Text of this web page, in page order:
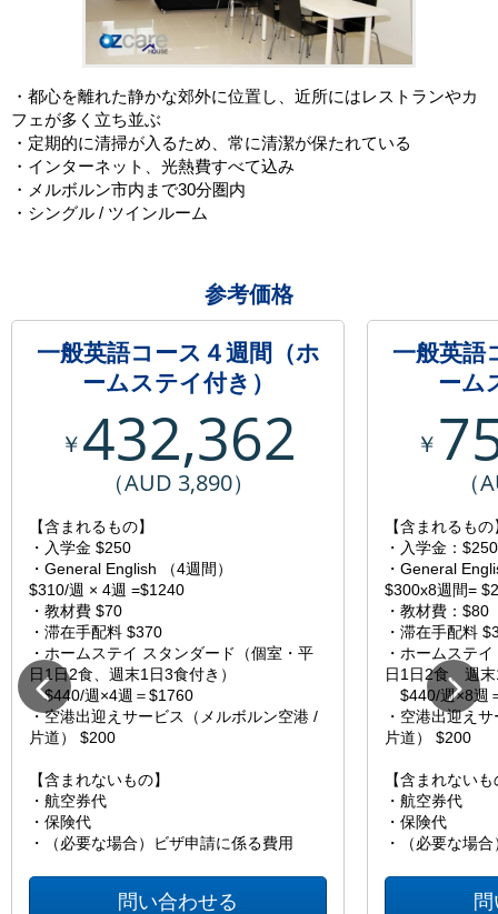
・都心を離れた静かな郊外に位置し、近所にはレストランやカ
フェが多く立ち並ぶ
・定期的に清掃が入るため、常に清潔が保たれている
・インターネット、光熱費すべて込み
・メルボルン市内まで30分圏内
・シングル / ツインルーム
参考価格
一般英語コース４週間（ホ
ームステイ付き）
￥432,362
（AUD 3,890）
【含まれるもの】
・入学金 $250
・General English （4週間）
$310/週 × 4週 =$1240
・教材費 $70
・滞在手配料 $370
・ホームステイ スタンダード（個室・平
日1日2食、週末1日3食付き）
$440/週×4週＝$1760
・空港出迎えサービス（メルボルン空港 /
片道） $200
【含まれないもの】
・航空券代
・保険代
・（必要な場合）ビザ申請に係る費用
問い合わせる
一般英語
ーム
￥
（
【含まれるもの
・入学金：$250
・General
$300x8週間=
・教材費：$80
・滞在手配料
・ホームステ
日1日2食、週
$440/週×8週
・空港出迎え
片道） $200
【含まれない
・航空券代
・保険代
・（必要な場